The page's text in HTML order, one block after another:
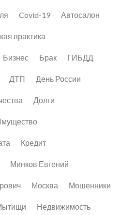
Covid-19 Автосалон
практика
Бизнес Брак ГИБДД
ДТП День России
Долги
Кредит
Минков Евгений
Москва Мошенники
Недвижимость